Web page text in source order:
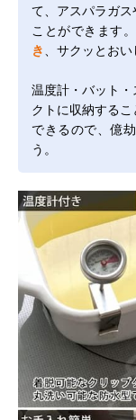
て、アスパラガ
ことができます。
き
、サクッとお
温度計・バット
クトに収納する
できるので、億
う。